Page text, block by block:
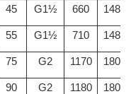
45 G1½ 660 1480
55 G1½ 710 1480
75 G2 1170 1800
90 G2 1180 1800